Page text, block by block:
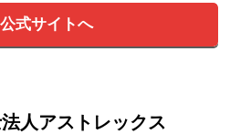
公式サイトへ
人アストレックス